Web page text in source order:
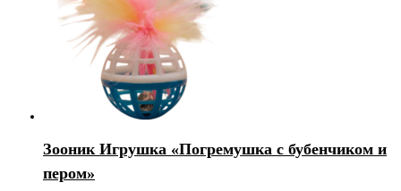
Зооник Игрушка «Погремушка с бубенчиком и
пером»